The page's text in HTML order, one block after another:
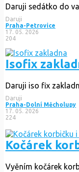
Daruji sedátko do
Daruji
Praha-Petrovice
17. 05. 2026
204
Isofix
Daruji iso fix
Daruji
Praha-Dolní Měcholupy
17. 05. 2026
224
Kočárek
Vyěním kočárek